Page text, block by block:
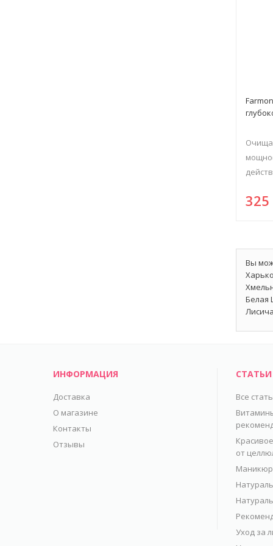
325
Вы
Белая
ИНФОРМАЦИЯ
Доставка
О магазине
Контакты
Отзывы
СТАТЬИ
Все
от
Уход за